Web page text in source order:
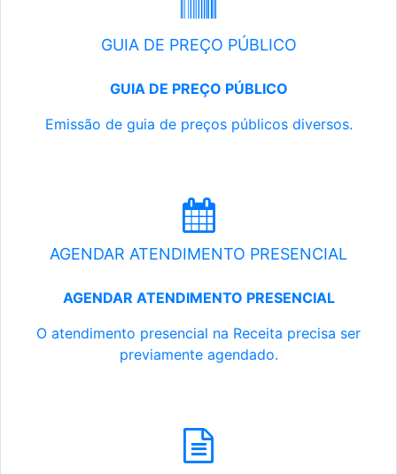
GUIA DE PREÇO PÚBLICO
GUIA DE PREÇO PÚBLICO
Emissão de guia de preços públicos diversos.
AGENDAR ATENDIMENTO PRESENCIAL
AGENDAR ATENDIMENTO PRESENCIAL
O atendimento presencial na Receita precisa ser
previamente agendado.